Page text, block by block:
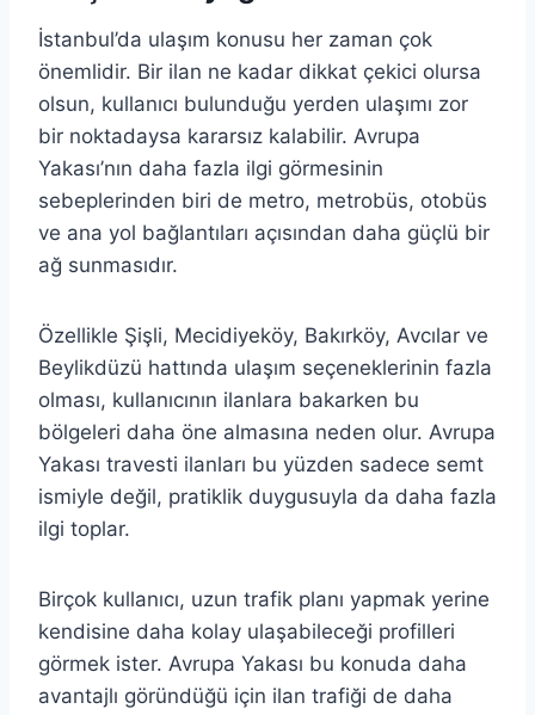
İstanbul’da ulaşım konusu her zaman çok
önemlidir. Bir ilan ne kadar dikkat çekici olursa
olsun, kullanıcı bulunduğu yerden ulaşımı zor
bir noktadaysa kararsız kalabilir. Avrupa
Yakası’nın daha fazla ilgi görmesinin
sebeplerinden biri de metro, metrobüs, otobüs
ve ana yol bağlantıları açısından daha güçlü bir
ağ sunmasıdır.
Özellikle Şişli, Mecidiyeköy, Bakırköy, Avcılar ve
Beylikdüzü hattında ulaşım seçeneklerinin fazla
olması, kullanıcının ilanlara bakarken bu
bölgeleri daha öne almasına neden olur. Avrupa
Yakası travesti ilanları bu yüzden sadece semt
ismiyle değil, pratiklik duygusuyla da daha fazla
ilgi toplar.
Birçok kullanıcı, uzun trafik planı yapmak yerine
kendisine daha kolay ulaşabileceği profilleri
görmek ister. Avrupa Yakası bu konuda daha
avantajlı göründüğü için ilan trafiği de daha